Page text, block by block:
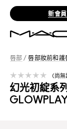
新會
唇部 / 唇部妝前和護
幻光初綻系
尚無